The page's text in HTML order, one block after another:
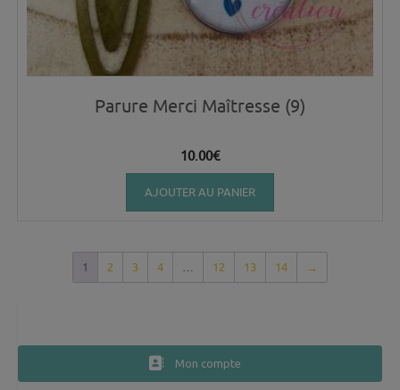
Parure Merci Maîtresse (9)
10.00€
AJOUTER AU PANIER
1 2 3 4 12 13 14 →
Mon compte